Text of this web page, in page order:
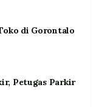
di Gorontalo
Petugas Parkir